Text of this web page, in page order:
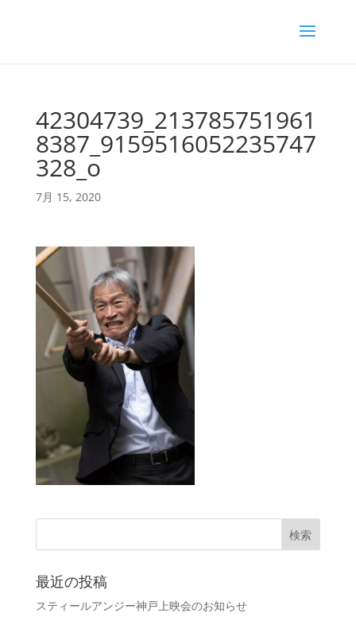
42304739_213785751961
8387_9159516052235747
328_o
7月 15, 2020
最近の投稿
スティールアンジー神戸上映会のお知らせ